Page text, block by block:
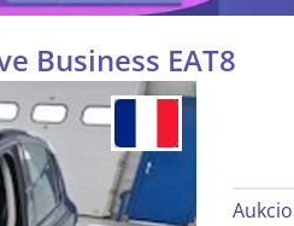
Business EAT8